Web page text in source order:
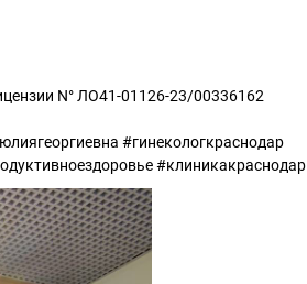
N° ЛО41-01126-23/00336162
#гинекологкраснодар
#клиникакраснодар